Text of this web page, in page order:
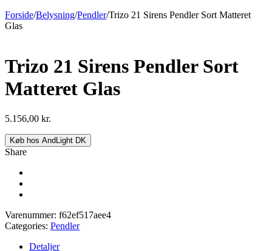
Forside/Belysning/Pendler/Trizo 21 Sirens Pendler Sort Matteret
Glas
Trizo 21 Sirens Pendler Sort
Matteret Glas
5.156,00 kr.
Køb hos AndLight DK
Share
Varenummer: f62ef517aee4
Categories: Pendler
Detaljer